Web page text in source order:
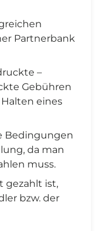
Partnerbank
–
Gebühren
eines
Bedingungen
da man
muss.
gezahlt ist,
bzw. der